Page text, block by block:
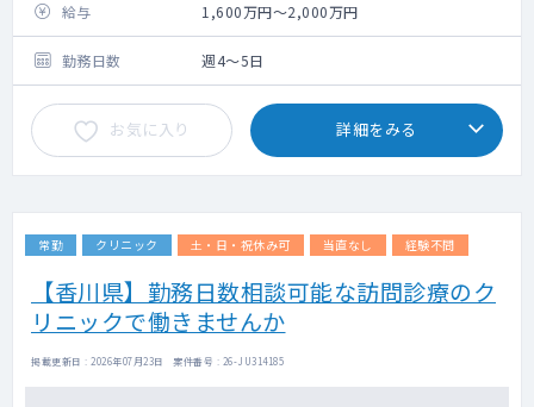
給与
1,600万円～2,000万円
勤務日数 週4～5日
お気に入り 詳細をみる
常勤 クリニック 土・日・祝休み可 当直なし 経験不問
【香川県】勤務日数相談可能な訪問診療のク
リニックで働きませんか
掲載更新日 : 2026年07月23日 案件番号 : 26-JU314185